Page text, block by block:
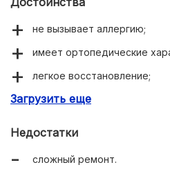
не вызывает аллергию;
имеет ортопедические
легкое восстановление;
долговечность;
Загрузить еще
Недостатки
сложный ремонт.